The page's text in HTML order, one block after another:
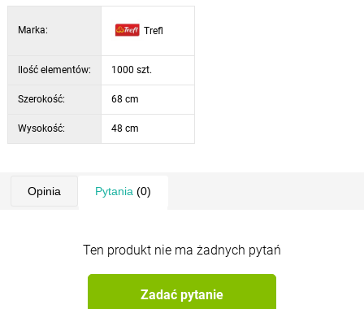
długoletnią popularnością (Kubuś Puchatek, księżniczki Disneya,
animowane znane z kinowych ekranów. Produkty firmy Trefl są
Marka: Trefl
Ilość elementów: 1000 szt.
Szerokość: 68 cm
Wysokość: 48 cm
Opinia Pytania (0)
Ten produkt nie ma żadnych pytań
Zadać pytanie